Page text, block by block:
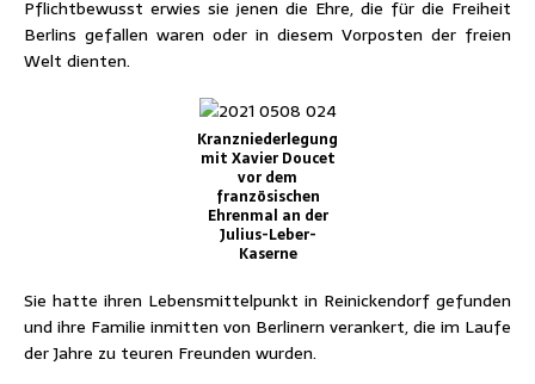
Pflichtbewusst erwies sie jenen die Ehre, die für die Freiheit
Berlins gefallen waren oder in diesem Vorposten der freien
Welt dienten.
Kranzniederlegung
mit Xavier Doucet
vor dem
französischen
Ehrenmal an der
Julius-Leber-
Kaserne
Sie hatte ihren Lebensmittelpunkt in Reinickendorf gefunden
und ihre Familie inmitten von Berlinern verankert, die im Laufe
der Jahre zu teuren Freunden wurden.